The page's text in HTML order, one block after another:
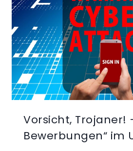
Vorsicht, Trojaner!
Bewerbungen“ im